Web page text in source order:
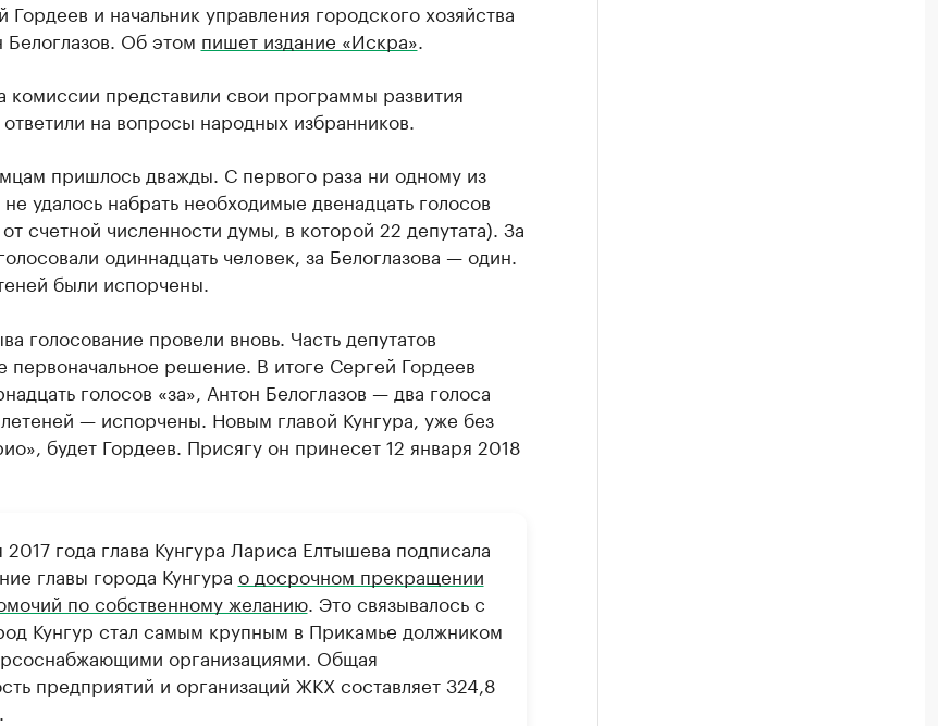
Гордеев и начальник управления городского хозяйства
Белоглазов. Об этом пишет издание «Искра»
комиссии представили свои программы развития
на вопросы народных избранников.
пришлось дважды. С первого раза ни одному из
удалось набрать необходимые двенадцать голосов
счетной численности думы, в которой 22 депутата). За
одиннадцать человек, за Белоглазова — один.
были испорчены.
голосование провели вновь. Часть депутатов
первоначальное решение. В итоге Сергей Гордеев
голосов «за», Антон Белоглазов — два голоса
— испорчены. Новым главой Кунгура, уже без
будет Гордеев. Присягу он принесет 12 января 2018
2017 года глава Кунгура Лариса Елтышева подписала
главы города Кунгура о досрочном прекращении
по собственному желанию. Это связывалось с
Кунгур стал самым крупным в Прикамье должником
организациями. Общая
предприятий и организаций ЖКХ составляет 324,8